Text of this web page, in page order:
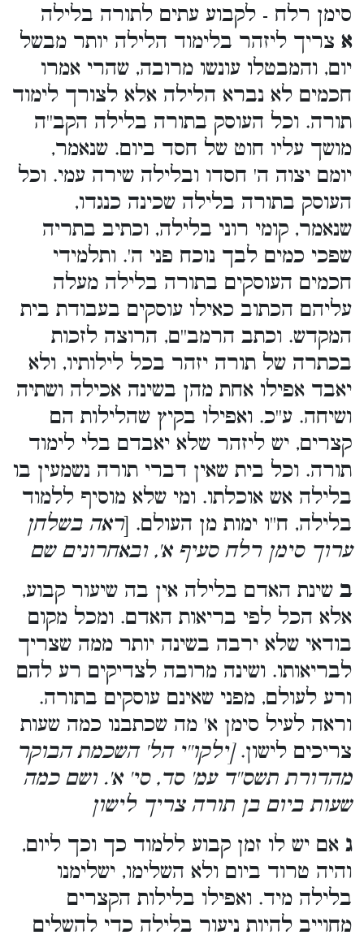
סימן רלח - לקבוע עתים לתורה בלילה
א צריך ליזהר בלימוד הלילה יותר מבשל
יום, והמבטלו עונשו מרובה, שהרי אמרו
חכמים לא נברא הלילה אלא לצורך לימוד
תורה. וכל העוסק בתורה בלילה הקב''ה
מושך עליו חוט של חסד ביום. שנאמר,
יומם יצוה ה' חסדו ובלילה שירה עמי. וכל
העוסק בתורה בלילה שכינה כנגדו,
שנאמר, קומי רוני בלילה, וכתיב בתריה
שפכי כמים לבך נוכח פני ה'. ותלמידי
חכמים העוסקים בתורה בלילה מעלה
עליהם הכתוב כאילו עוסקים בעבודת בית
המקדש. וכתב הרמב''ם, הרוצה לזכות
בכתרה של תורה יזהר בכל לילותיו, ולא
יאבד אפילו אחת מהן בשינה אכילה ושתיה
ושיחה. ע''כ. ואפילו בקיץ שהלילות הם
קצרים, יש ליזהר שלא יאבדם בלי לימוד
תורה. וכל בית שאין דברי תורה נשמעין בו
בלילה אש אוכלתו. ומי שלא מוסיף ללמוד
בלילה, ח''ו ימות מן העולם. [ראה בשלחן
ערוך סימן רלח סעיף א', ובאחרונים שם
ב שינת האדם בלילה אין בה שיעור קבוע,
אלא הכל לפי בריאות האדם. ומכל מקום
בודאי שלא ירבה בשינה יותר ממה שצריך
לבריאותו. ושינה מרובה לצדיקים רע להם
ורע לעולם, מפני שאינם עוסקים בתורה.
וראה לעיל סימן א' מה שכתבנו כמה שעות
צריכים לישון.[ילקו''י הל' השכמת הבוקר
מהדורת תשס''ד עמ' סד, סי' א'. ושם כמה
שעות ביום בן תורה צריך לישון
ג אם יש לו זמן קבוע ללמוד כך וכך ליום,
והיה טרוד ביום ולא השלימו, ישלימנו
בלילה מיד. ואפילו בלילות הקצרים
מחוייב להיות ניעור בלילה כדי להשלים